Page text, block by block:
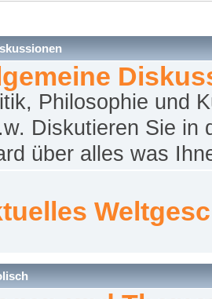
Philosophie und
Diskutieren Sie in
über alles was